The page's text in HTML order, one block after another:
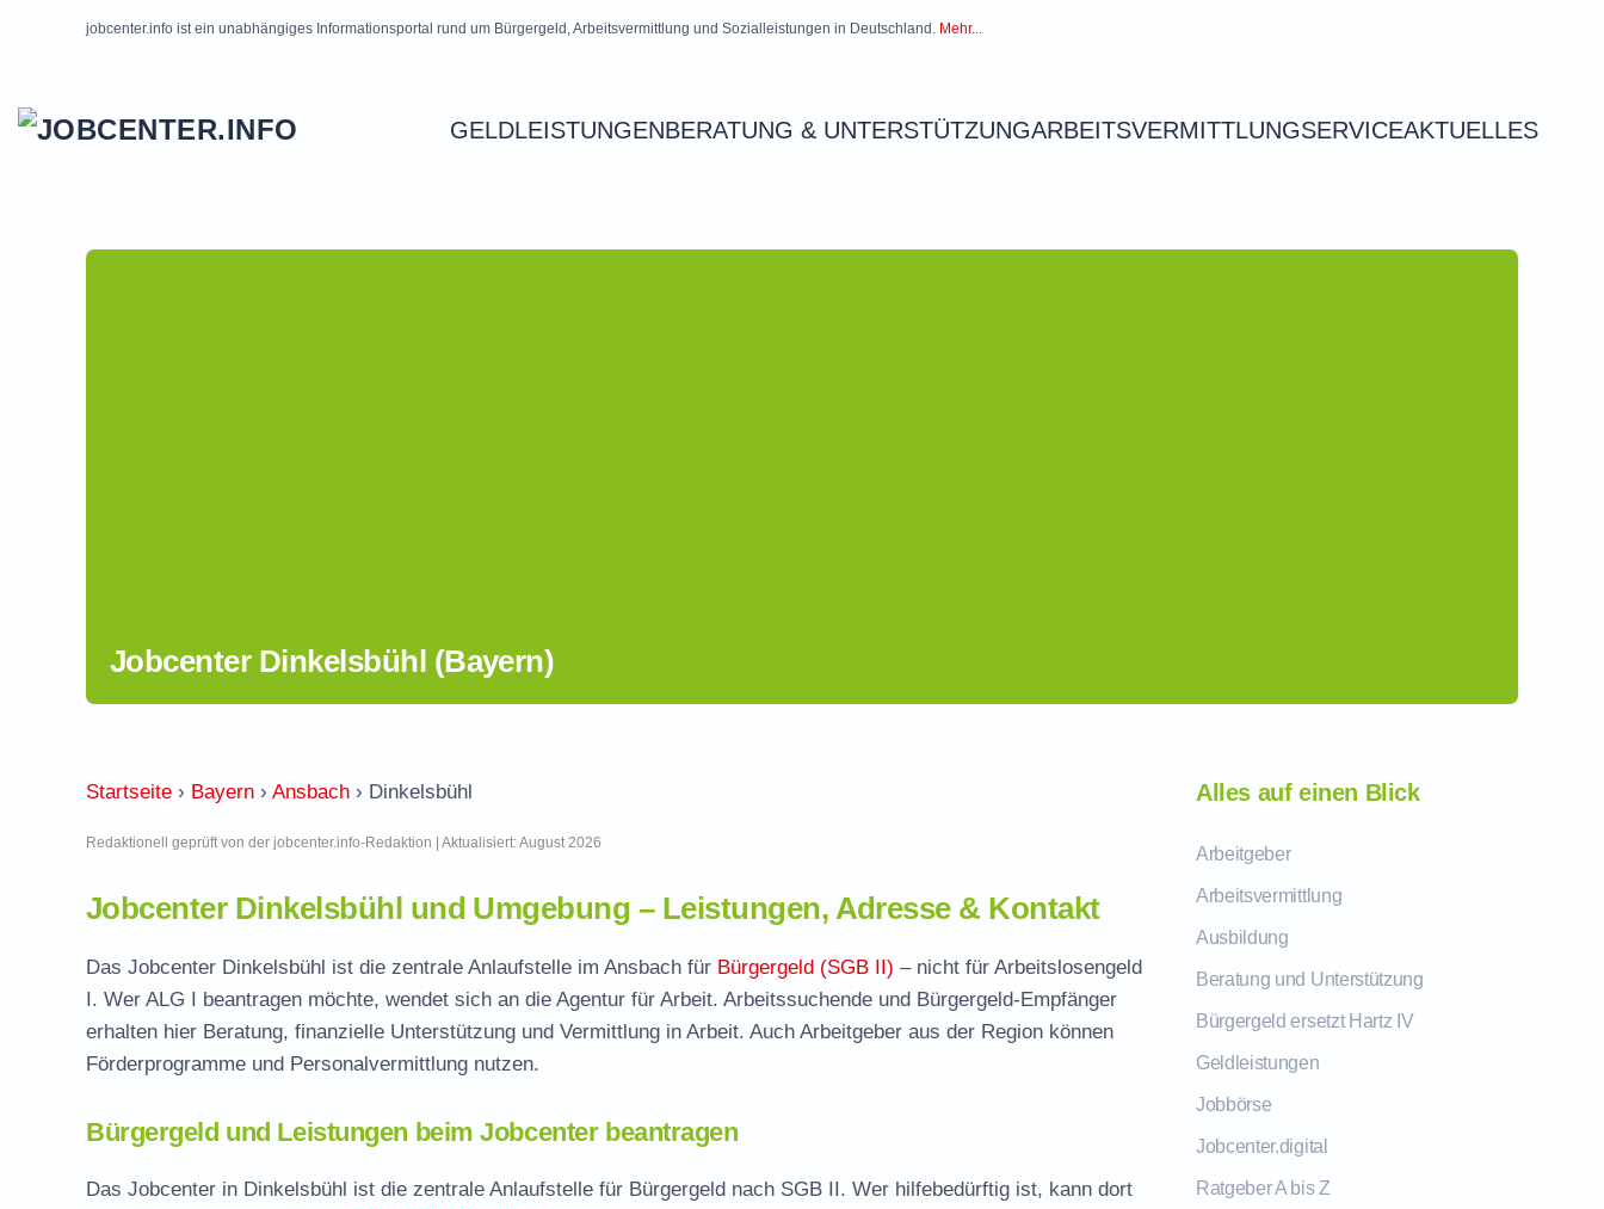
jobcenter.info ist ein unabhängiges Informationsportal rund um Bürgergeld, Arbeitsvermittlung und Sozialleistungen in Deutschland. Mehr...
GELDLEISTUNGENBERATUNG & UNTERSTÜTZUNGARBEITSVERMITTLUNGSERVICEAKTUELLES
Jobcenter Dinkelsbühl (Bayern)
Startseite › Bayern › Ansbach › Dinkelsbühl
Redaktionell geprüft von der jobcenter.info-Redaktion | Aktualisiert: August 2026
Jobcenter Dinkelsbühl und Umgebung – Leistungen, Adresse & Kontakt
Das Jobcenter Dinkelsbühl ist die zentrale Anlaufstelle im Ansbach für Bürgergeld (SGB II) – nicht für Arbeitslosengeld
I. Wer ALG I beantragen möchte, wendet sich an die Agentur für Arbeit. Arbeitssuchende und Bürgergeld-Empfänger
erhalten hier Beratung, finanzielle Unterstützung und Vermittlung in Arbeit. Auch Arbeitgeber aus der Region können
Förderprogramme und Personalvermittlung nutzen.
Bürgergeld und Leistungen beim Jobcenter beantragen
Das Jobcenter in Dinkelsbühl ist die zentrale Anlaufstelle für Bürgergeld nach SGB II. Wer hilfebedürftig ist, kann dort
Alles auf einen Blick
Arbeitgeber
Arbeitsvermittlung
Ausbildung
Beratung und Unterstützung
Bürgergeld ersetzt Hartz IV
Geldleistungen
Jobbörse
Jobcenter.digital
Ratgeber A bis Z